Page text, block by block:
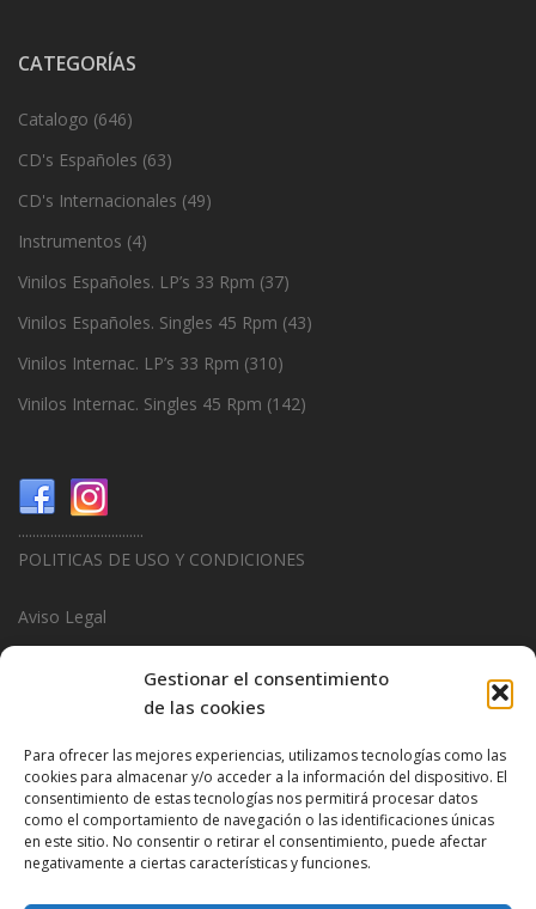
Gestionar el consentimiento
de las cookies
Para ofrecer las mejores experiencias, utilizamos tecnologías como las
cookies para almacenar y/o acceder a la información del dispositivo. El
consentimiento de estas tecnologías nos permitirá procesar datos
como el comportamiento de navegación o las identificaciones únicas
en este sitio. No consentir o retirar el consentimiento, puede afectar
negativamente a ciertas características y funciones.
CATEGORÍAS
Catalogo (646)
CD's Españoles (63)
CD's Internacionales (49)
Instrumentos (4)
Vinilos Españoles. LP’s 33 Rpm (37)
Vinilos Españoles. Singles 45 Rpm (43)
Vinilos Internac. LP’s 33 Rpm (310)
Vinilos Internac. Singles 45 Rpm (142)
...................................
POLITICAS DE USO Y CONDICIONES
Aviso Legal
Politica de Privacidad
...................................
Design & Promotions ByHitred.com